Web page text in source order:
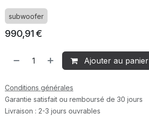
subwoofer
990,91€
Ajouter au panier
Conditions générales
Garantie satisfait ou remboursé de 30 jours
Livraison : 2-3 jours ouvrables